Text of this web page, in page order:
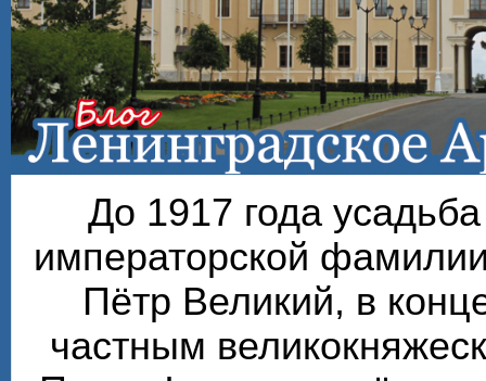
До 1917 года
императорской
Пётр Великий, в
частным